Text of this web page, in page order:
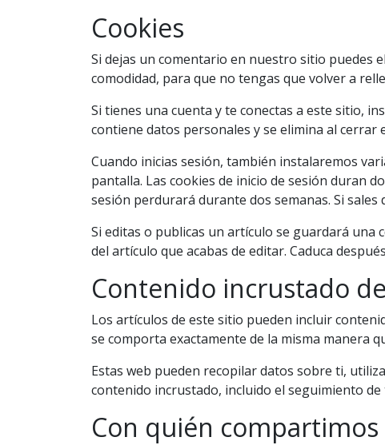
Cookies
Si dejas un comentario en nuestro sitio puedes
comodidad, para que no tengas que volver a
Si tienes una cuenta y te conectas a este sitio,
contiene datos personales y se elimina al cerrar
Cuando inicias sesión, también instalaremos
pantalla. Las cookies de inicio de sesión duran
sesión perdurará durante dos semanas. Si
Si editas o publicas un artículo se guardará una
del artículo que acabas de editar. Caduca
Contenido incrustado
Los artículos de este sitio pueden incluir
se comporta exactamente de la misma manera
Estas web pueden recopilar datos sobre ti,
contenido incrustado, incluido el seguimiento
Con quién